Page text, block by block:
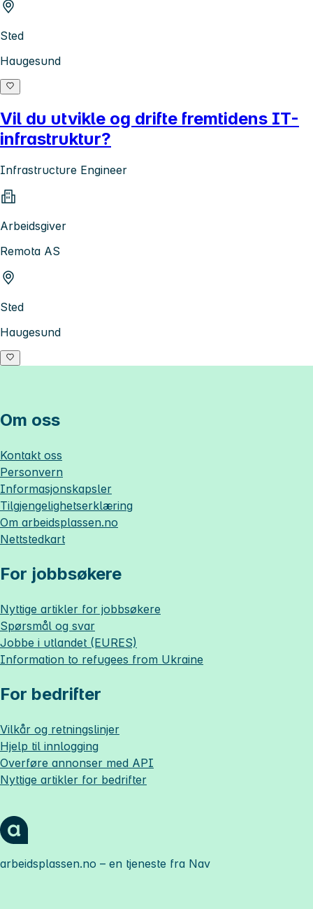
Sted
Haugesund
Vil du utvikle og drifte fremtidens IT-
infrastruktur?
Infrastructure Engineer
Arbeidsgiver
Remota AS
Sted
Haugesund
Om oss
Kontakt oss
Personvern
Informasjonskapsler
Tilgjengelighetserklæring
Om arbeidsplassen.no
Nettstedkart
For jobbsøkere
Nyttige artikler for jobbsøkere
Spørsmål og svar
Jobbe i utlandet (EURES)
Information to refugees from Ukraine
For bedrifter
Vilkår og retningslinjer
Hjelp til innlogging
Overføre annonser med API
Nyttige artikler for bedrifter
arbeidsplassen.no – en tjeneste fra Nav